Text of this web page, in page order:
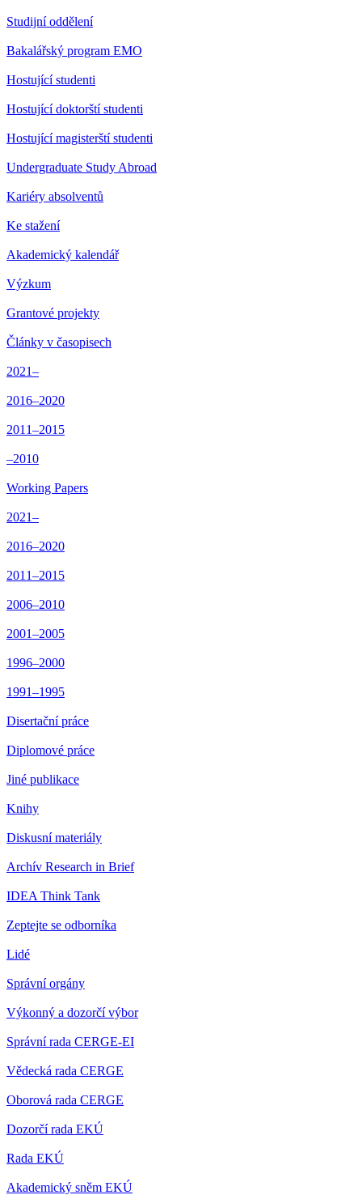
Studijní oddělení
Bakalářský program EMO
Hostující studenti
Hostující doktorští studenti
Hostující magisterští studenti
Undergraduate Study Abroad
Kariéry absolventů
Ke stažení
Akademický kalendář
Výzkum
Grantové projekty
Články v časopisech
2021–
2016–2020
2011–2015
–2010
Working Papers
2021–
2016–2020
2011–2015
2006–2010
2001–2005
1996–2000
1991–1995
Disertační práce
Diplomové práce
Jiné publikace
Knihy
Diskusní materiály
Archív Research in Brief
IDEA Think Tank
Zeptejte se odborníka
Lidé
Správní orgány
Výkonný a dozorčí výbor
Správní rada CERGE-EI
Vědecká rada CERGE
Oborová rada CERGE
Dozorčí rada EKÚ
Rada EKÚ
Akademický sněm EKÚ